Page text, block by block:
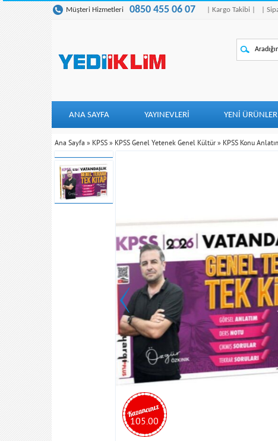
Müşteri Hizmetleri 0850 455 06 07 | Kargo Takibi | |
ANA SAYFA YAYINEVLERİ YENI ÜRÜNLER
Ana Sayfa » KPSS » KPSS Genel Yetenek Genel Kültür » KPSS Konu
105.00